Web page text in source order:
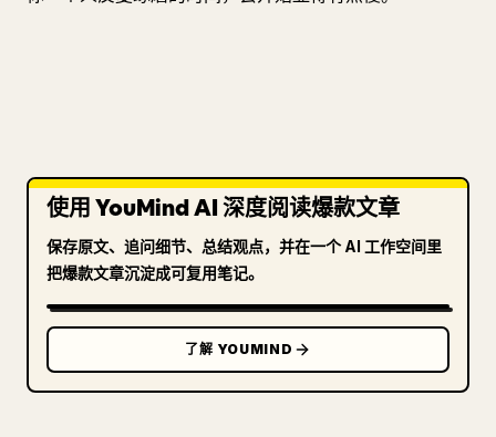
使用 YouMind AI 深度阅读爆款文章
保存原文、追问细节、总结观点，并在一个 AI 工作空间里
把爆款文章沉淀成可复用笔记。
了解 YOUMIND